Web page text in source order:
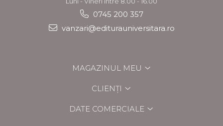
0745 200 357
vanzari@editurauniversitara.ro
MAGAZINUL MEU
CLIENȚI
DATE COMERCIALE